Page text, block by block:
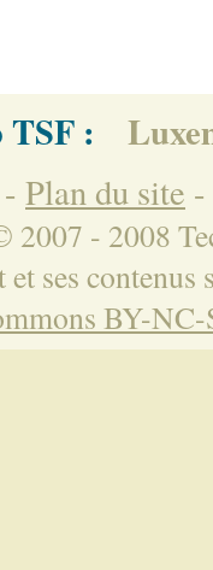
TSF :
- Plan du site -
2007 - 2008
et ses
BY-